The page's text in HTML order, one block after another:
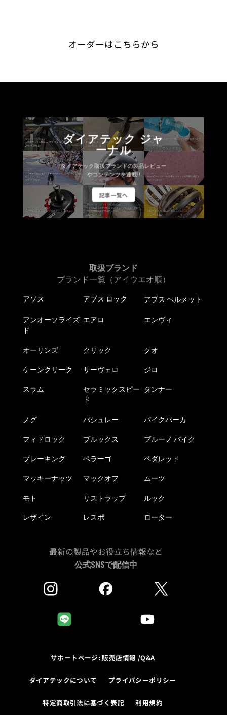
オーダーはこちらから
ダイアテック ジャ
ーナル
ダイアテック取扱ブランドの製品レビュー
やコンテンツを連載!!
記事一覧へ
取扱ブランド
ブランド一覧（アイウエオ順）
アソス アブス ロック アブス ヘルメット
アンオーソライズ
ド
エアロ エンヴィ
オーリンズ クリック クオ
ケーンクリーク サーヴェロ ジロ
スラム
セラミックスピー
ド
タンナー
ノグ パシュレー バイクパーカ
フィドロック ブルックス ブルーノ バイク
ブレーキング ペラーゴ ペダレッド
マッキーナッツ マックオフ ムーツ
モト リストラップ ルック
レザイン レスポ ローター
最新の製品やお役立ち情報など
公式SNSで配信中
サポートページ: 販売店情報 /Q&A
ダイアテックについて プライバシーポリシー
特定商取引法に基づく表記 利用規約